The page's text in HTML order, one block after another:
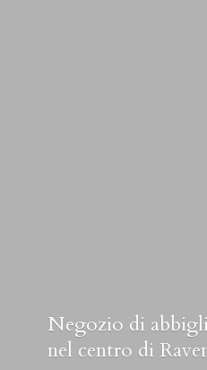
Negozio di
nel centro di